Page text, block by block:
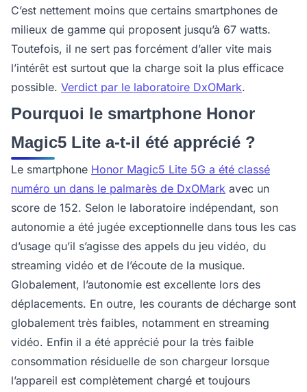
C’est nettement moins que certains smartphones de
milieux de gamme qui proposent jusqu’à 67 watts.
Toutefois, il ne sert pas forcément d’aller vite mais
l’intérêt est surtout que la charge soit la plus efficace
possible. Verdict par le laboratoire DxOMark.
Pourquoi le smartphone Honor
Magic5 Lite a-t-il été apprécié ?
Le smartphone Honor Magic5 Lite 5G a été classé
numéro un dans le palmarès de DxOMark avec un
score de 152. Selon le laboratoire indépendant, son
autonomie a été jugée exceptionnelle dans tous les cas
d’usage qu’il s’agisse des appels du jeu vidéo, du
streaming vidéo et de l’écoute de la musique.
Globalement, l’autonomie est excellente lors des
déplacements. En outre, les courants de décharge sont
globalement très faibles, notamment en streaming
vidéo. Enfin il a été apprécié pour la très faible
consommation résiduelle de son chargeur lorsque
l’appareil est complètement chargé et toujours